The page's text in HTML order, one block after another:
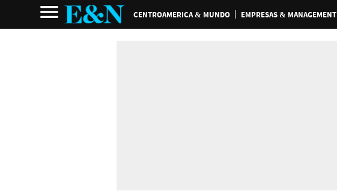
CENTROAMERICA & MUNDO EMPRESAS & MANAGEMENT